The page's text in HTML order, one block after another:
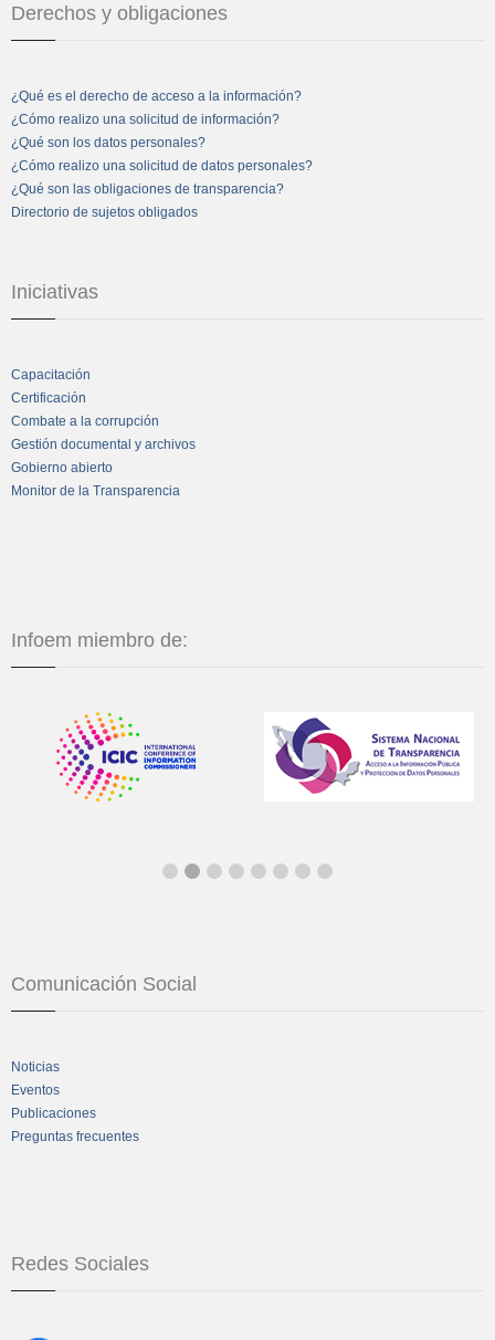
Derechos y obligaciones
¿Qué es el derecho de acceso a la información?
¿Cómo realizo una solicitud de información?
¿Qué son los datos personales?
¿Cómo realizo una solicitud de datos personales?
¿Qué son las obligaciones de transparencia?
Directorio de sujetos obligados
Iniciativas
Capacitación
Certificación
Combate a la corrupción
Gestión documental y archivos
Gobierno abierto
Monitor de la Transparencia
Infoem miembro de:
Comunicación Social
Noticias
Eventos
Publicaciones
Preguntas frecuentes
Redes Sociales